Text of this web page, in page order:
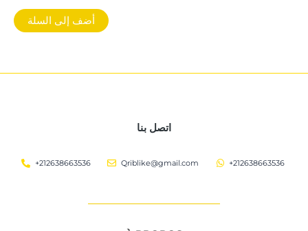
أضف إلى السلة
اتصل بنا
+212638663536 Qriblike@gmail.com +212638663536